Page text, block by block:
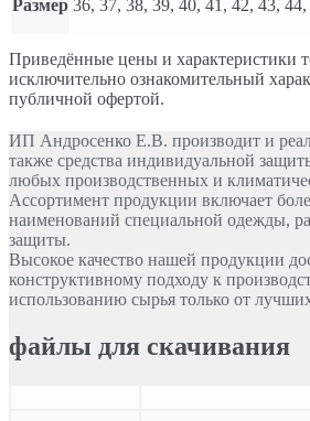
Размер 36, 37, 38, 39, 40, 41, 42, 43,
Приведённые цены и характеристики
исключительно ознакомительный
публичной офертой.
ИП Андросенко Е.В. производит и
также средства индивидуальной
любых производственных и
Ассортимент продукции включает
наименований специальной одежды,
защиты.
Высокое качество нашей продукции
конструктивному подходу к
использованию сырья только от
файлы для скачивания